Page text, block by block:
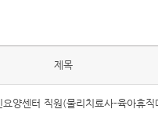
제목
요양센터 직원(물리치료사-육아휴직